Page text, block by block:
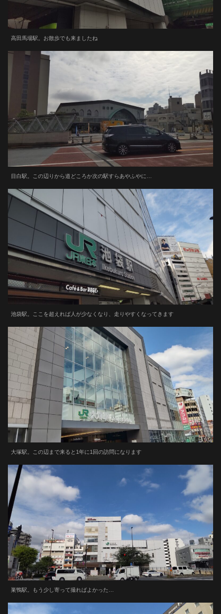
高田馬場駅。お散歩でも来ましたね
目白駅。この辺りから道どころか次の駅すらあやふやに…
池袋駅。ここを超えれば人が少なくなり、走りやすくなってきます
大塚駅。この辺まで来ると1年に1回の訪問になります
巣鴨駅。もう少し寄って撮ればよかった…